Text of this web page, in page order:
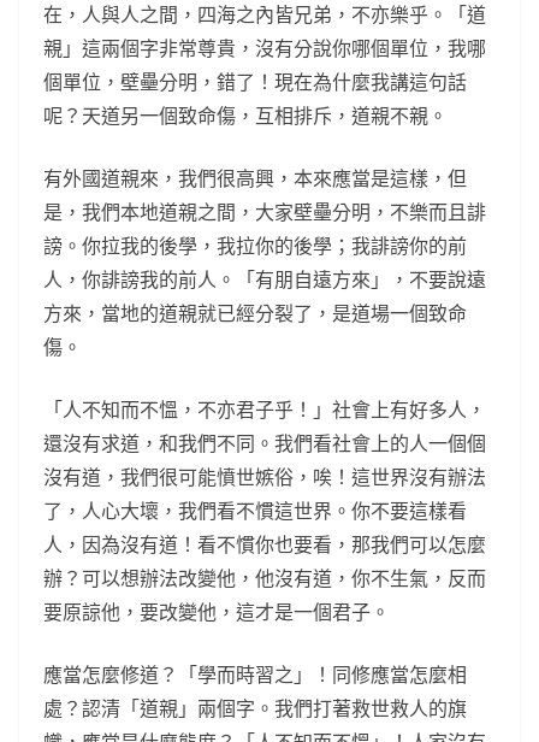
在，人與人之間，四海之內皆兄弟，不亦樂乎。「道
親」這兩個字非常尊貴，沒有分說你哪個單位，我哪
個單位，壁壘分明，錯了！現在為什麼我講這句話
呢？天道另一個致命傷，互相排斥，道親不親。
有外國道親來，我們很高興，本來應當是這樣，但
是，我們本地道親之間，大家壁壘分明，不樂而且誹
謗。你拉我的後學，我拉你的後學；我誹謗你的前
人，你誹謗我的前人。「有朋自遠方來」，不要說遠
方來，當地的道親就已經分裂了，是道場一個致命
傷。
「人不知而不慍，不亦君子乎！」社會上有好多人，
還沒有求道，和我們不同。我們看社會上的人一個個
沒有道，我們很可能憤世嫉俗，唉！這世界沒有辦法
了，人心大壞，我們看不慣這世界。你不要這樣看
人，因為沒有道！看不慣你也要看，那我們可以怎麼
辦？可以想辦法改變他，他沒有道，你不生氣，反而
要原諒他，要改變他，這才是一個君子。
應當怎麼修道？「學而時習之」！同修應當怎麼相
處？認清「道親」兩個字。我們打著救世救人的旗